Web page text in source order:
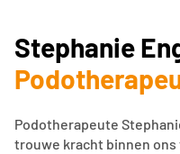
Stephanie
Podotherapeute
trouwe kracht binnen ons